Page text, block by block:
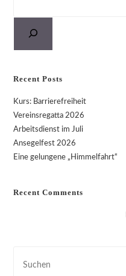
Recent Posts
Kurs: Barrierefreiheit
Vereinsregatta 2026
Arbeitsdienst im Juli
Ansegelfest 2026
Eine gelungene „Himmelfahrt“
Recent Comments